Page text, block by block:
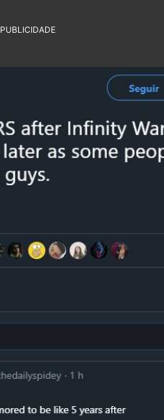
PUBLICIDADE